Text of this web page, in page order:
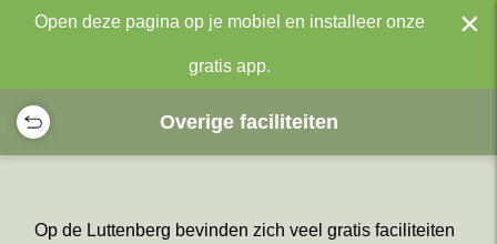
Open deze pagina op je mobiel en installeer onze
gratis app.
×
Overige faciliteiten
Op de Luttenberg bevinden zich veel gratis faciliteiten